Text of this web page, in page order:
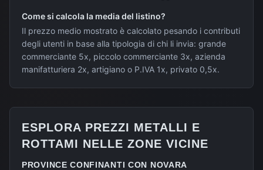
Come si calcola la media del listino?
Il prezzo medio mostrato è calcolato pesando i contributi
degli utenti in base alla tipologia di chi li invia: grande
commerciante 5x, piccolo commerciante 3x, azienda
manifatturiera 2x, artigiano o P.IVA 1x, privato 0,5x.
ESPLORA PREZZI METALLI E
ROTTAMI NELLE ZONE VICINE
PROVINCE CONFINANTI CON NOVARA